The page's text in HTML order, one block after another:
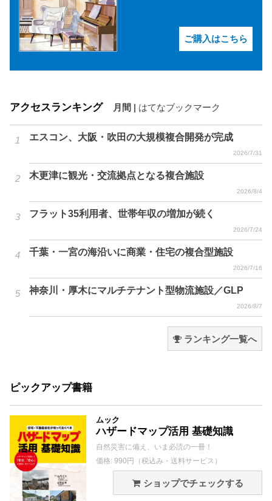
ご購入はこちら
アクセスランキング 月間 はてなブックマーク
エスコン、大阪・吹田の大規模複合開発が完成
2026/7/31
木更津に観光・交流拠点となる複合施設
2026/8/4
フラット35利用者、世帯年収の増加が続く
2026/7/24
千葉・一宮の海沿いに商業・住宅の複合型施設
2026/7/16
神奈川・厚木にマルチテナント型物流施設／GLP
2026/8/7
ランキング一覧へ
ピックアップ書籍
ムック
ハザードマップ活用 基礎知識
自然災害に備え、いま必読の一冊！
価格: 990円（税込み・送料サービス）
ショップでチェックする